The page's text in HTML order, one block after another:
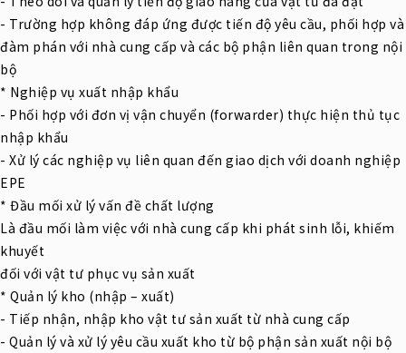
- Trường hợp không đáp ứng được tiến độ yêu cầu, phối hợp và
đàm phán với nhà cung cấp và các bộ phận liên quan trong nội
bộ
* Nghiệp vụ xuất nhập khẩu
- Phối hợp với đơn vị vận chuyển (forwarder) thực hiện thủ tục
nhập khẩu
- Xử lý các nghiệp vụ liên quan đến giao dịch với doanh nghiệp
EPE
* Đầu mối xử lý vấn đề chất lượng
Là đầu mối làm việc với nhà cung cấp khi phát sinh lỗi, khiếm
khuyết
đối với vật tư phục vụ sản xuất
* Quản lý kho (nhập – xuất)
- Tiếp nhận, nhập kho vật tư sản xuất từ nhà cung cấp
- Quản lý và xử lý yêu cầu xuất kho từ bộ phận sản xuất nội bộ